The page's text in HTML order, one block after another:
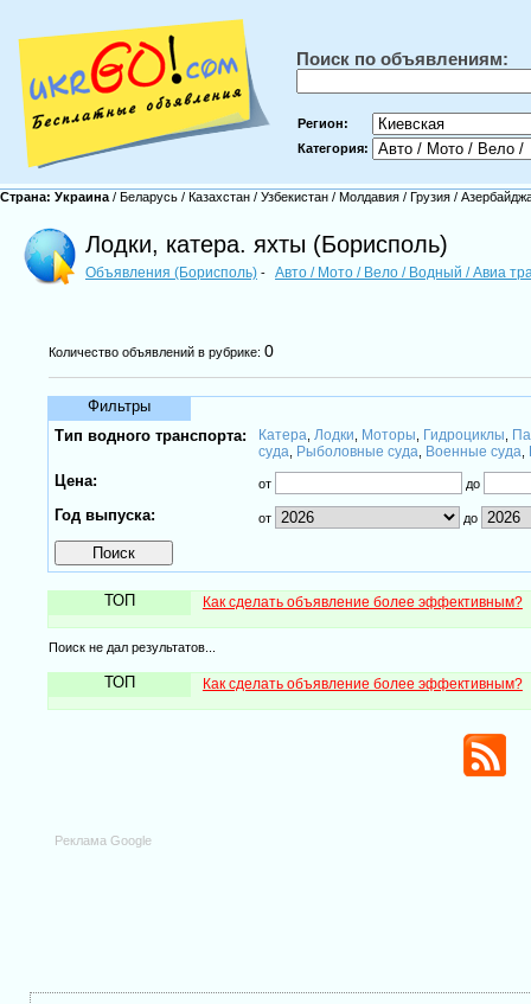
Поиск по объявлениям:
Регион:
Категория:
Страна: Украина / Беларусь / Казахстан / Узбекистан / Молдавия / Грузия /
Лодки, катера. яхты (Борисполь)
Объявления (Борисполь) - Авто / Мото / Вело / Водный / Авиа
Количество объявлений в рубрике: 0
Фильтры
Тип водного транспорта:
Катера Лодки Моторы Гидроциклы
суда Рыболовные суда Военные суда
Цена: от до
Год выпуска: от до
ТОП Как сделать объявление более эффективным?
Поиск не дал результатов...
ТОП Как сделать объявление более эффективным?
Реклама Google